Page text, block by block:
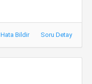
Hata Bildir Soru Detay